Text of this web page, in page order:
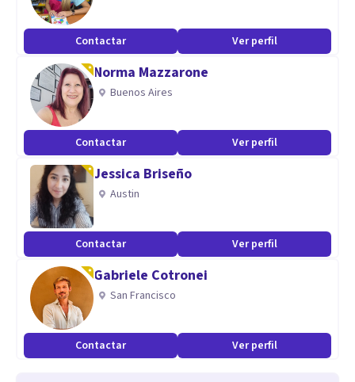
Contactar Ver perfil
Norma Mazzarone
Buenos Aires
Contactar Ver perfil
Jessica Briseño
Austin
Contactar Ver perfil
Gabriele Cotronei
San Francisco
Contactar Ver perfil